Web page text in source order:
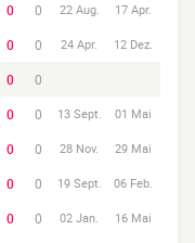
0 0 22 Aug. 17 Apr.
0 0 24 Apr. 12 Dez.
0
0
0 0 13 Sept. 01 Mai
0 0 28 Nov. 29 Mai
0 0 19 Sept. 06 Feb.
0 0 02 Jan. 16 Mai